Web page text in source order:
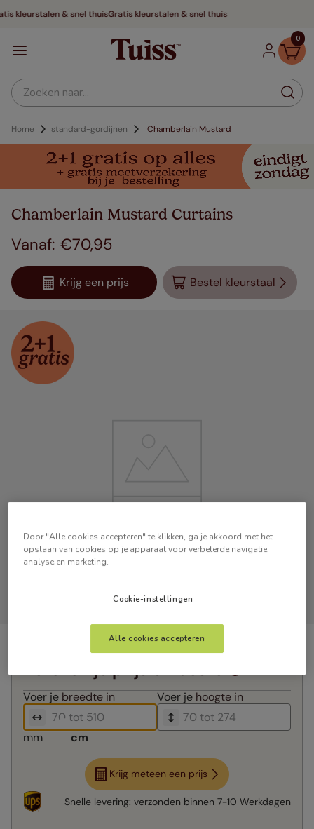
Gratis kleurstalen & snel thuis
0
Zoeken naar...
Home standard-gordijnen Chamberlain Mustard
Chamberlain Mustard Curtains
€70,95
Krijg een prijs Bestel kleurstaal
Bereken je prijs en bestel
Voer je breedte in Voer je hoogte in
mm cm
Krijg meteen een prijs
Snelle levering: verzonden binnen 7-10 Werkdagen
Door "Alle cookies accepteren" te klikken, ga je akkoord met het
opslaan van cookies op je apparaat voor verbeterde navigatie,
analyse en marketing.
Cookie-instellingen
Alle cookies accepteren